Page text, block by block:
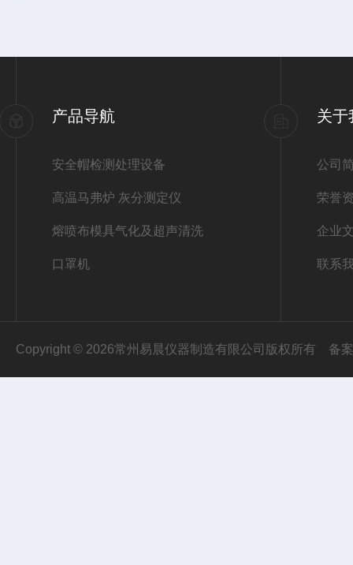
产品导航
安全帽检测处理设备
高温马弗炉 灰分测定仪
熔喷布模具气化及超声清洗
口罩机
关于
公司
荣誉
企业
联系
Copyright © 2026常州易晨仪器制造有限公司版权所有 备